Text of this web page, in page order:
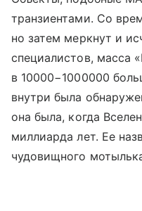
транзиентами. Со
но затем меркнут и
специалистов, масса
в 10000−1000000
внутри была
она была, когда
миллиарда лет. Ее
чудовищного